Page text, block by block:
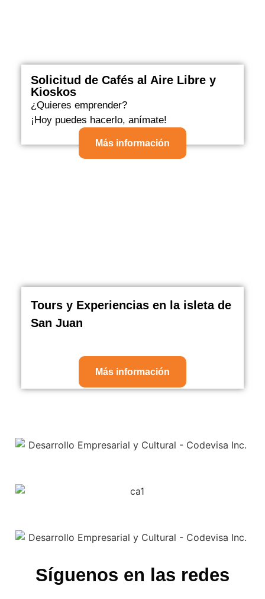
Solicitud de Cafés al Aire Libre y
Kioskos
¿Quieres emprender?
¡Hoy puedes hacerlo, anímate!
Más información
Tours y Experiencias en la isleta de
San Juan
Más información
Síguenos en las redes